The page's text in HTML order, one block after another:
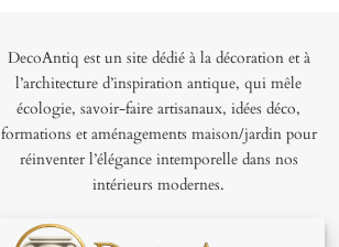
DecoAntiq est un site dédié à la décoration et à
l’architecture d’inspiration antique, qui mêle
écologie, savoir-faire artisanaux, idées déco,
formations et aménagements maison/jardin pour
réinventer l’élégance intemporelle dans nos
intérieurs modernes.